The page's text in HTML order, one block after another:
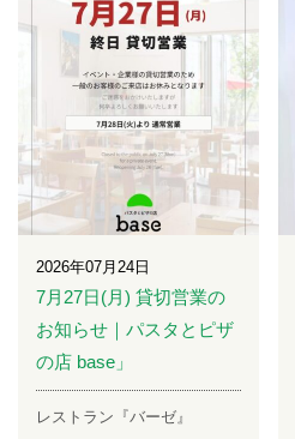
2026年07月24日
7月27日(月) 貸切営業の
お知らせ｜パスタとピザ
の店 base」
レストラン『バーゼ』